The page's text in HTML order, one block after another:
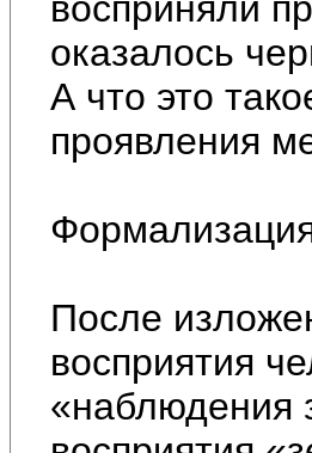
оказалось
А что это
проявления
После
восприятия
«наблюдения